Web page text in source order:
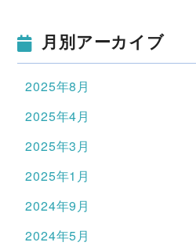
月別アーカイブ
2025年8月
2025年4月
2025年3月
2025年1月
2024年9月
2024年5月